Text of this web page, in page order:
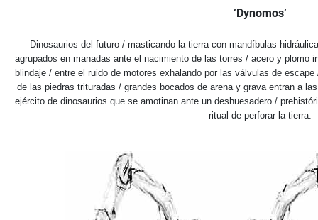
‘Dynomos’
Dinosaurios del futuro / masticando la tierra con mandíbulas
agrupados en manadas ante el nacimiento de las torres / acero y plomo
blindaje / entre el ruido de motores exhalando por las válvulas de
de las piedras trituradas / grandes bocados de arena y grava entran a
ejército de dinosaurios que se amotinan ante un deshuesadero /
ritual de perforar la tierra.